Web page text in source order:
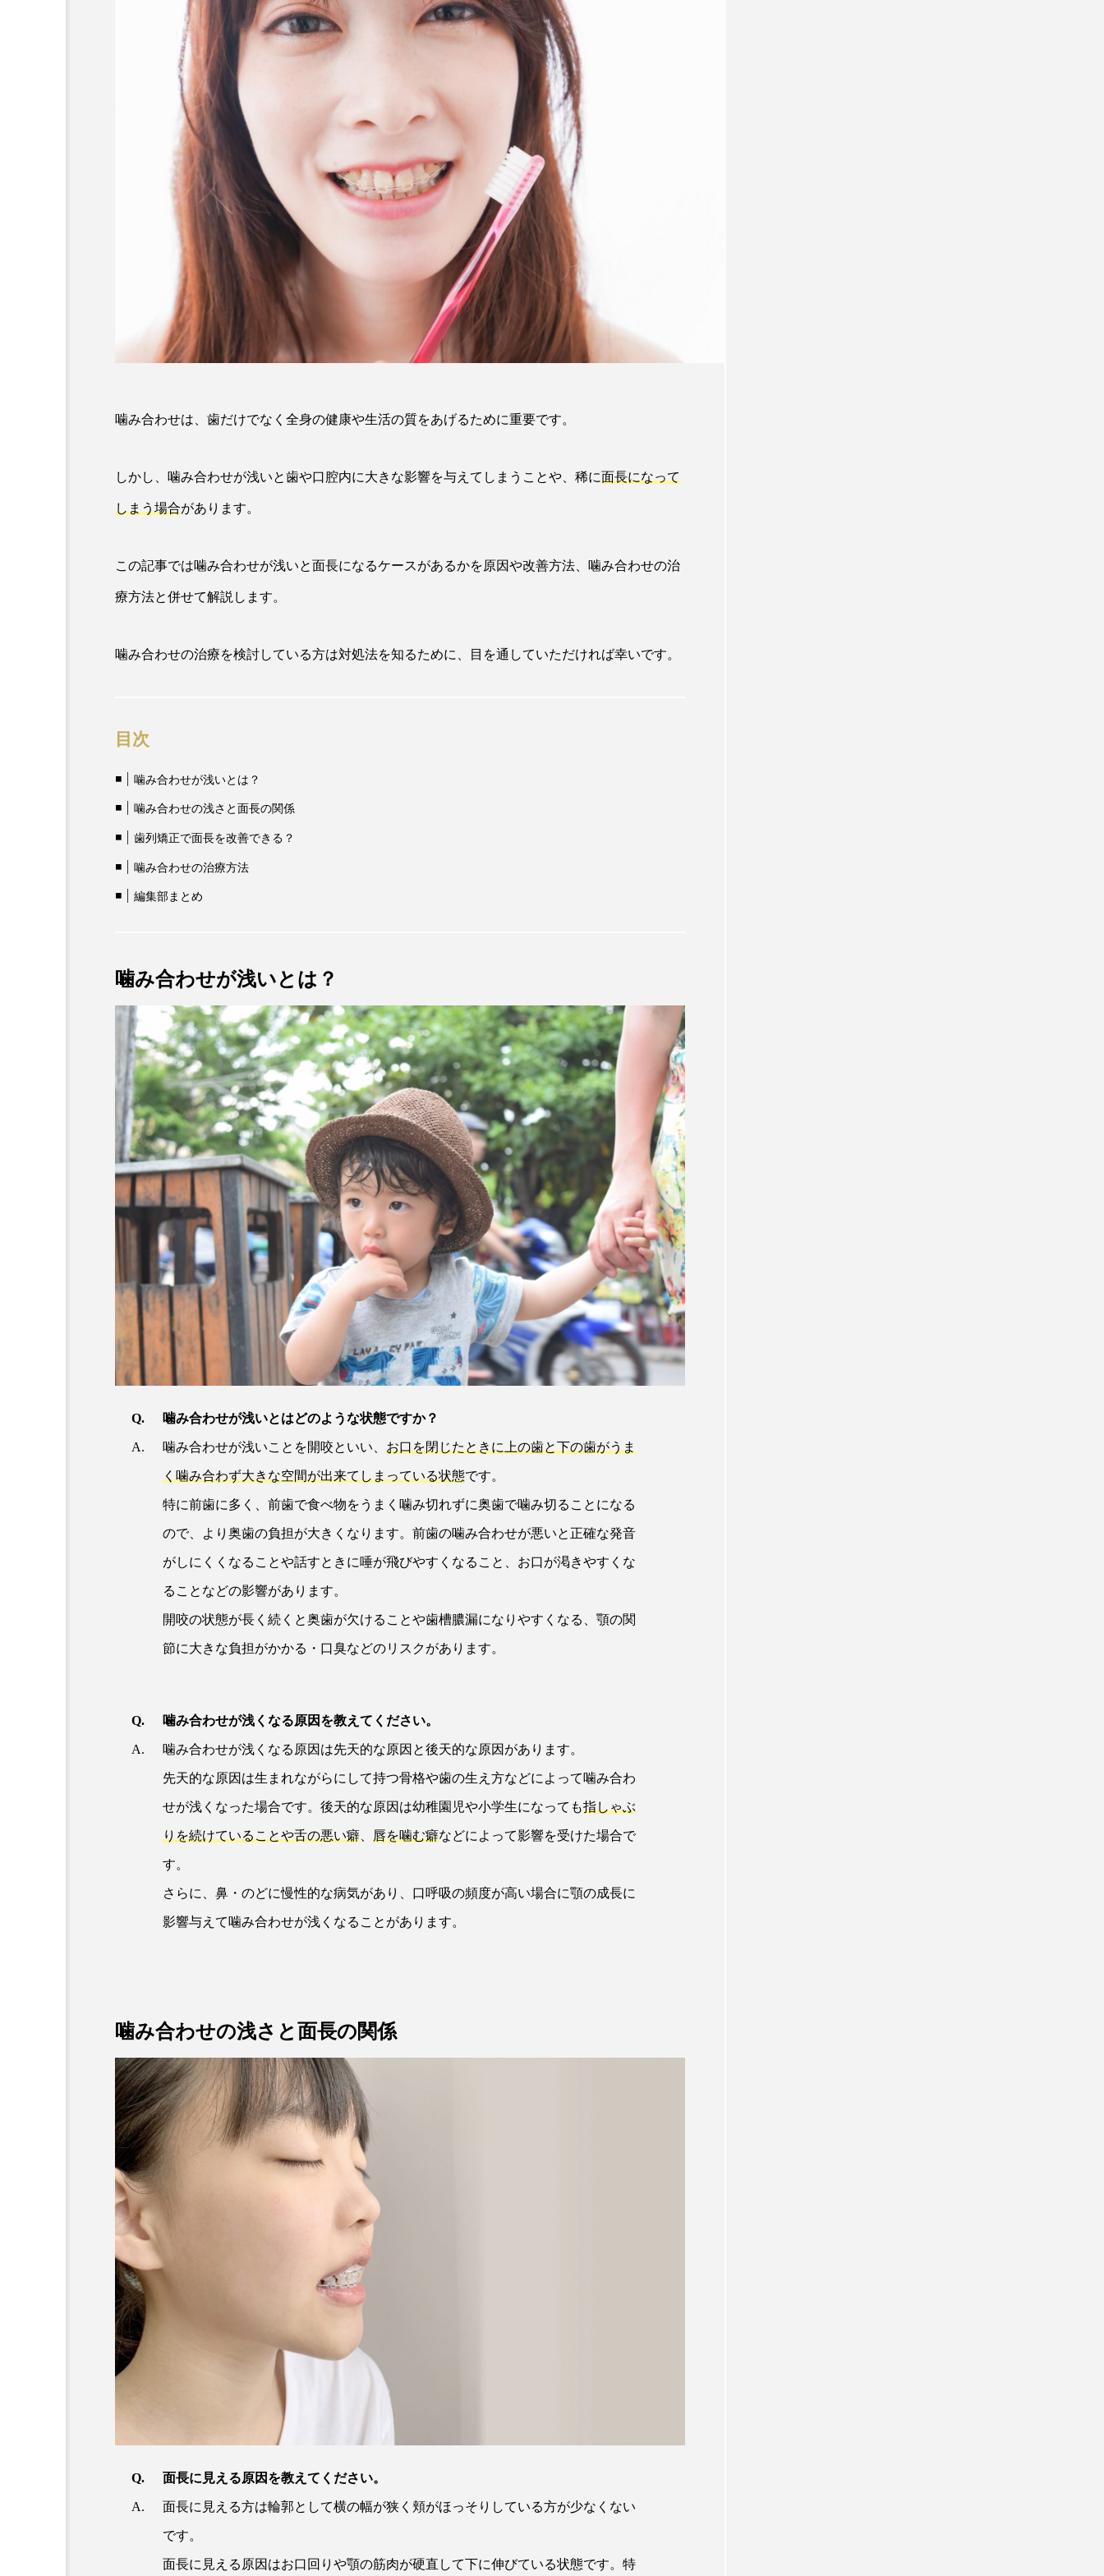
テスト用_東京都おすすめの矯正
歯科の名医28人
2026.06.12
マウスピース型矯正治療後に保
定は必要?リテーナーの装着期間
や時間、注意点も解説
注目のトピック
おすすめ名医一覧 コラム マウスピース矯正 治療
噛み合わせは、歯だけでなく全身の健康や生活の質をあげるために重要です。
しかし、噛み合わせが浅いと歯や口腔内に大きな影響を与えてしまうことや、稀に面長になって
しまう場合があります。
この記事では噛み合わせが浅いと面長になるケースがあるかを原因や改善方法、噛み合わせの治
療方法と併せて解説します。
噛み合わせの治療を検討している方は対処法を知るために、目を通していただければ幸いです。
目次
噛み合わせが浅いとは？
噛み合わせの浅さと面長の関係
歯列矯正で面長を改善できる？
噛み合わせの治療方法
編集部まとめ
噛み合わせが浅いとは？
噛み合わせが浅いとはどのような状態ですか？
噛み合わせが浅いことを開咬といい、 お口を閉じたときに上の歯と下の歯がうま
く噛み合わず大きな空間が出来てしまっている状態です。
特に前歯に多く、前歯で食べ物をうまく噛み切れずに奥歯で噛み切ることになる
ので、より奥歯の負担が大きくなります。前歯の噛み合わせが悪いと正確な発音
がしにくくなることや話すときに唾が飛びやすくなること、お口が渇きやすくな
ることなどの影響があります。
開咬の状態が長く続くと奥歯が欠けることや歯槽膿漏になりやすくなる、顎の関
節に大きな負担がかかる・口臭などのリスクがあります。
噛み合わせが浅くなる原因を教えてください。
噛み合わせが浅くなる原因は先天的な原因と後天的な原因があります。
先天的な原因は生まれながらにして持つ骨格や歯の生え方などによって噛み合わ
せが浅くなった場合です。後天的な原因は幼稚園児や小学生になっても指しゃぶ
りを続けていることや舌の悪い癖 唇を噛む癖などによって影響を受けた場合で
す。
さらに、鼻・のどに慢性的な病気があり、口呼吸の頻度が高い場合に顎の成長に
影響与えて噛み合わせが浅くなることがあります。
噛み合わせの浅さと面長の関係
面長に見える原因を教えてください。
面長に見える方は輪郭として横の幅が狭く頬がほっそりしている方が少なくない
です。
面長に見える原因はお口回りや顎の筋肉が硬直して下に伸びている状態です。特